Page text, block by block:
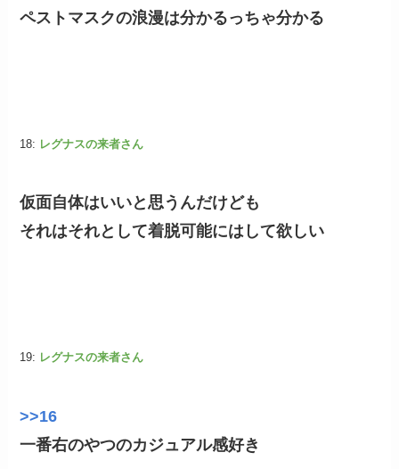
ペストマスクの浪漫は分かるっちゃ分かる
18: レグナスの来者さん
仮面自体はいいと思うんだけども
それはそれとして着脱可能にはして欲しい
19: レグナスの来者さん
>>16
一番右のやつのカジュアル感好き